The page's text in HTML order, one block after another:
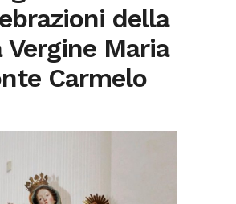
della
Vergine Maria
Carmelo